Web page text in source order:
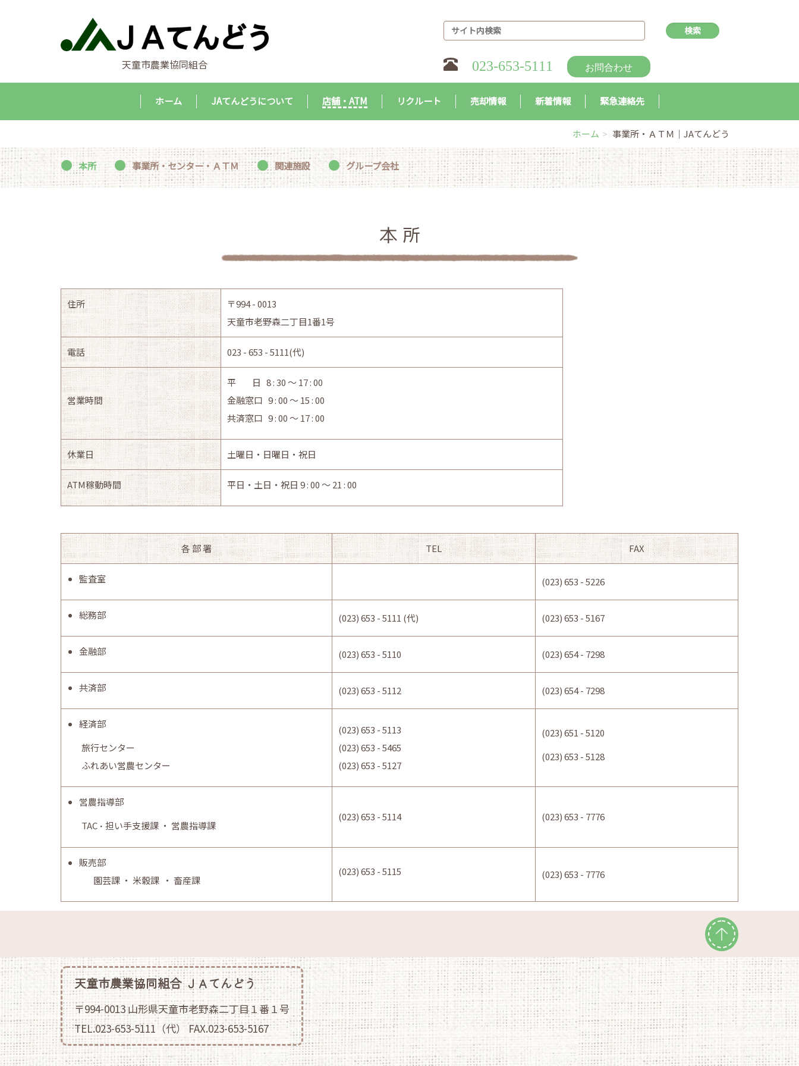
天童市農業協同組合 023-653-5111 お問合わせ
ホーム JAてんどうについて 店舗・ATM リクルート 売却情報 新着情報 緊急連絡先
ホーム 事業所・ＡＴＭ｜JAてんどう
本所 事業所・センター・ＡＴＭ 関連施設 グループ会社
本 所
住所
〒994 - 0013
天童市老野森二丁目1番1号
電話 023 - 653 - 5111(代)
営業時間
平 日 8 : 30 ～ 17 : 00
金融窓口 9 : 00 ～ 15 : 00
共済窓口 9 : 00 ～ 17 : 00
休業日 土曜日・日曜日・祝日
ATM稼動時間 平日・土日・祝日 9 : 00 ～ 21 : 00
各 部 署 TEL FAX
監査室 (023) 653 - 5226
総務部 (023) 653 - 5111 (代) (023) 653 - 5167
金融部 (023) 653 - 5110 (023) 654 - 7298
共済部 (023) 653 - 5112 (023) 654 - 7298
経済部
旅行センター
ふれあい営農センター
(023) 653 - 5113
(023) 653 - 5465
(023) 653 - 5127
(023) 651 - 5120
(023) 653 - 5128
営農指導部
TAC ・ 担い手支援課 ・ 営農指導課
(023) 653 - 5114 (023) 653 - 7776
販売部
園芸課 ・ 米穀課 ・ 畜産課
(023) 653 - 5115 (023) 653 - 7776
天童市農業協同組合 ＪＡてんどう
〒994-0013 山形県天童市老野森二丁目１番１号
TEL.023-653-5111（代） FAX.023-653-5167